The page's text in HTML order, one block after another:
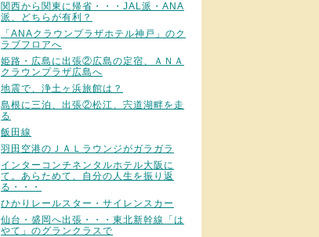
関西から関東に帰省・・・JAL派・ANA
派、どちらが有利？
「ANAクラウンプラザホテル神戸」のク
ラブフロアへ
姫路・広島に出張②広島の定宿、ＡＮＡ
クラウンプラザ広島へ
地震で、浄土ヶ浜旅館は？
島根に三泊、出張②松江、宍道湖畔を走
る
飯田線
羽田空港のＪＡＬラウンジがガラガラ
インターコンチネンタルホテル大阪に
て。あらためて、自分の人生を振り返
る・・・
ひかりレールスター・サイレンスカー
仙台・盛岡へ出張・・・東北新幹線「は
やて」のグランクラスで